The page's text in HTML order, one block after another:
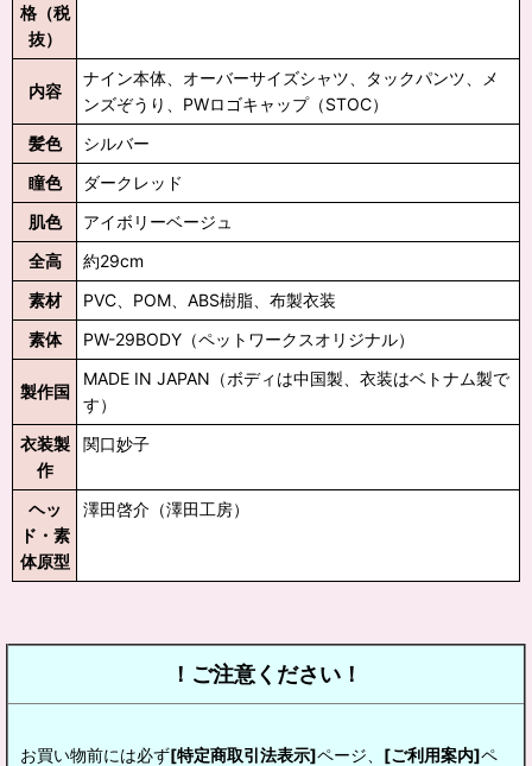
格（税
抜）
内容
ナイン本体、オーバーサイズシャツ、タックパンツ、メ
ンズぞうり、PWロゴキャップ（STOC）
髪色
シルバー
瞳色
ダークレッド
肌色
アイボリーベージュ
全高
約29cm
素材
PVC、POM、ABS樹脂、布製衣装
素体
PW-29BODY（ペットワークスオリジナル）
製作国
MADE IN JAPAN（ボディは中国製、衣装はベトナム製で
す）
衣装製
作
関口妙子
ヘッ
ド・素
体原型
澤田啓介（澤田工房）
！ご注意ください！
お買い物前には必ず[特定商取引法表示]ページ、 [ご利用案内]ペ